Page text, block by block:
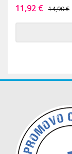
11,92 € 14,90 €